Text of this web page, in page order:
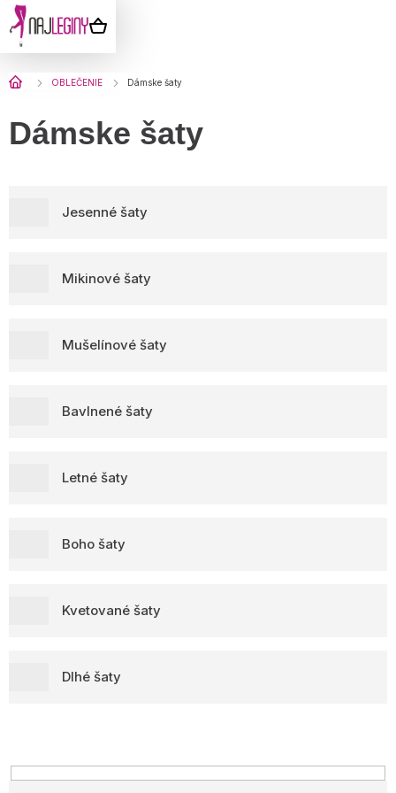
Prejsť
na
obsah
NÁKUPNÝ
KOŠÍK
DomovOBLEČENIE Dámske šaty
Dámske šaty
Jesenné šaty
Mikinové šaty
Mušelínové šaty
Bavlnené šaty
Letné šaty
Boho šaty
Kvetované šaty
Dlhé šaty